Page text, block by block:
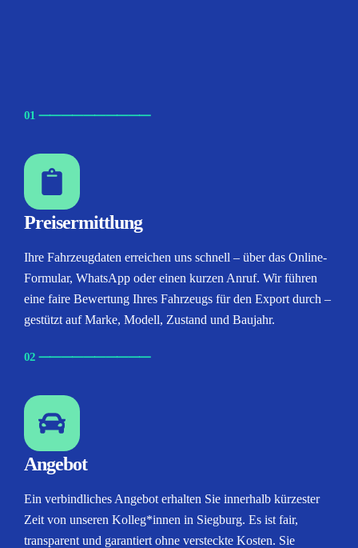
01 ⸺⸺⸺⸺⸺
Preisermittlung
Ihre Fahrzeugdaten erreichen uns schnell – über das Online-
Formular, WhatsApp oder einen kurzen Anruf. Wir führen
eine faire Bewertung Ihres Fahrzeugs für den Export durch –
gestützt auf Marke, Modell, Zustand und Baujahr.
02 ⸺⸺⸺⸺⸺
Angebot
Ein verbindliches Angebot erhalten Sie innerhalb kürzester
Zeit von unseren Kolleg*innen in Siegburg. Es ist fair,
transparent und garantiert ohne versteckte Kosten. Sie